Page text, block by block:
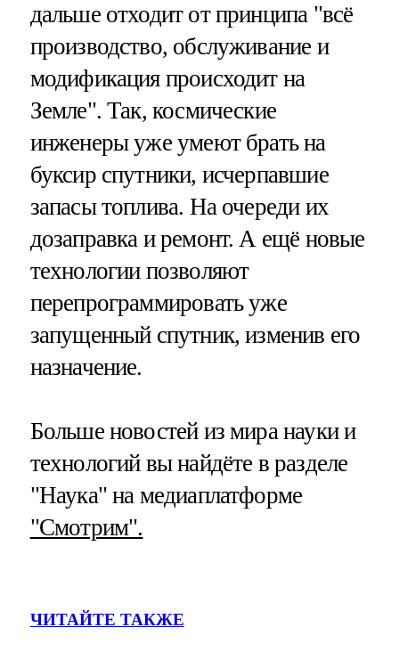
дальше отходит от принципа "всё
производство, обслуживание и
модификация происходит на
Земле". Так, космические
инженеры уже умеют брать на
буксир спутники, исчерпавшие
запасы топлива. На очереди их
дозаправка и ремонт. А ещё новые
технологии позволяют
перепрограммировать уже
запущенный спутник, изменив его
назначение.
Больше новостей из мира науки и
технологий вы найдёте в разделе
"Наука" на медиаплатформе
"Смотрим".
ЧИТАЙТЕ ТАКЖЕ